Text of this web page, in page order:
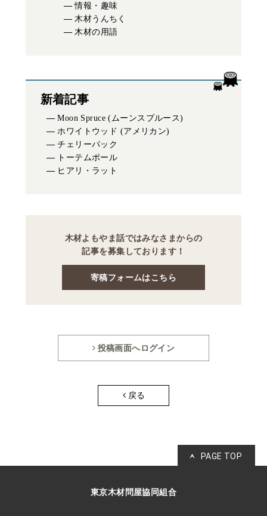
情報・趣味
木材うんちく
木材の用語
新着記事
Moon Spruce (ムーンスプルース)
ホワイトウッド (アメリカン)
チェリーパック
トーテムポール
ヒアリ・ラット
木材よもやま話ではみなさまからの
記事を募集しております！
寄稿フォームはこちら
投稿画面へログイン
戻る
PAGE TOP
東京木材問屋協同組合